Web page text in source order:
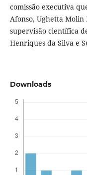
comissão executiva
Afonso, Ughetta Molin
supervisão científica
Henriques da Silva e
Downloads